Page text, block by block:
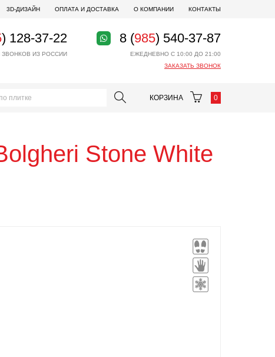
3D-ДИЗАЙН ОПЛАТА И ДОСТАВКА О КОМПАНИИ КОНТАКТЫ
) 128-37-22
ЗВОНКОВ ИЗ РОССИИ
8 (985) 540-37-87
ЕЖЕДНЕВНО С 10:00 ДО 21:00
ЗАКАЗАТЬ ЗВОНОК
КОРЗИНА 0
Stone White